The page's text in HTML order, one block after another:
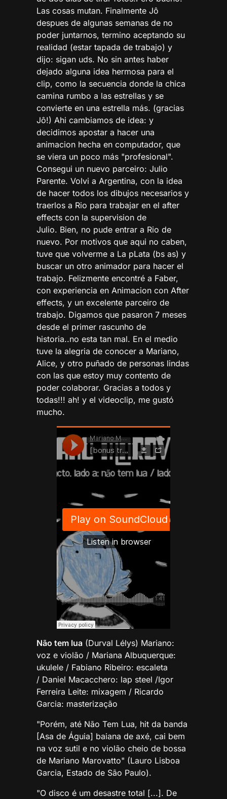
Las cosas mutan. Finalmente Jô
despues de algunas semanas de no
poder juntarnos, termino aceptando su
realidad (estar tapada de trabajo) y
dijo: sigan uds. No sin antes haber
dejado alguna idea hermosa para el
clip, como la secuencia donde la chica
camina rumbo a las estrellas y se
convierte en una estrella más. (gracias
Jô!) Ahi cambiamos de idea: y
decidimos apostar a hacer una
animacion hecha en computador, que
se viera un poco más "profesional".
Consegui un nuevo parceiro: Julio
Parente. Volvi a Argentina, con la idea
de hacer todos los dibujos necesarios y
traerlos a Rio para trabajar en el after
effects con la supervision de
Julio. Bien, no pude entrar a Rio de
nuevo. Por motivos que aqui no caben,
tuve que volverme a La pLata (bs as) y
buscar un otro animador para hacer el
trabajo. Felizmente encontré a Faber,
con experiencia en Animacion con After
effects, y un excelente parceiro de
trabajo. Digamos que pasaron 7 meses
desde el primer rascunho de
historia..no esta tan mal. En el medio
tuve la alegria de conocer a Mariano,
Alice, y otro puñado de personas lindas
con las que estoy muy contento de
poder colaborar. Gracias a todos y
todas!!! ah! y el videoclip, me gustó
mucho.
Não tem lua (Durval Lélys) Mariano:
voz e violão / Mariana Albuquerque:
ukulele / Fabiano Ribeiro: escaleta
/ Daniel Macacchero: lap steel /Igor
Ferreira Leite: mixagem / Ricardo
Garcia: masterização
"Porém, até Não Tem Lua, hit da banda
[Asa de Águia] baiana de axé, cai bem
na voz sutil e no violão cheio de bossa
de Mariano Marovatto" (Lauro Lisboa
Garcia, Estado de São Paulo).
"O disco é um desastre total [...]. De